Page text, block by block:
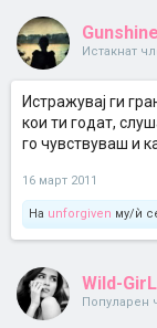
Gunshine
Истакнат
Истражувај ги
кои ти годат,
го чувствуваш и
16 март 2011
На unforgiven му/ѝ
Wild-GirL
Популарен